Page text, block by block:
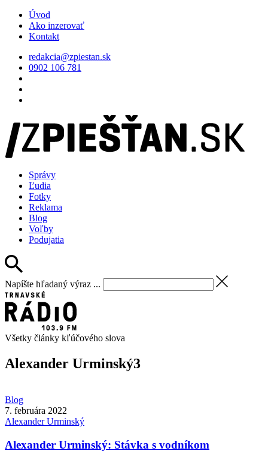
Úvod
Ako inzerovať
Kontakt
redakcia@zpiestan.sk
0902 106 781
Správy
Ľudia
Fotky
Reklama
Blog
Voľby
Podujatia
Napíšte hľadaný výraz ...
Všetky články kľúčového slova
Alexander Urminský3
Blog
7. februára 2022
AlexanderUrminský
Alexander Urminský: Stávka s vodníkom